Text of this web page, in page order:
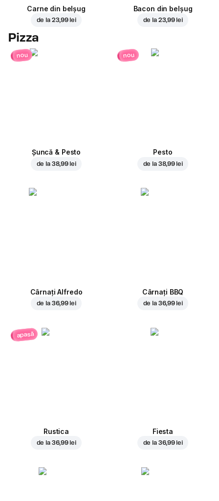
Carne din belșug
de la 23,99 lei
Bacon din belșug
de la 23,99 lei
Pizza
nou
Șuncă & Pesto
de la 38,99 lei
nou
Pesto
de la 38,99 lei
Cârnați Alfredo
de la 36,99 lei
Cârnați BBQ
de la 36,99 lei
apasă
Rustica
de la 36,99 lei
Fiesta
de la 36,99 lei